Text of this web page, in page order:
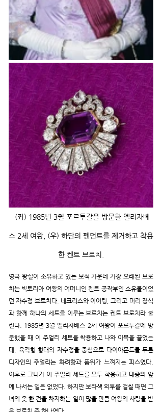
(좌) 1985년 3월 포르투갈을 방문한 엘리자베
스 2세 여왕, (우) 하단의 펜던트를 제거하고 착용
한 켄트 브로치.
영국 왕실이 소유하고 있는 보석 가운데 가장 오래된 브로
치는 빅토리아 여왕의 어머니인 켄트 공작부인 소유물이었
던 자수정 브로치다. 네크리스와 이어링, 그리고 머리 장식
과 함께 하나의 세트를 이루는 브로치는 켄트 브로치라 불
린다. 1985년 3월 엘리자베스 2세 여왕이 포르투갈에 방
문했을 때 이 주얼리 세트를 착용하고 나와 이목을 끌었는
데, 육각형 형태의 자수정을 중심으로 다이아몬드를 두른
디자인의 주얼리는 화려함과 품위가 느껴지는 피스였다.
이후로 그녀가 이 주얼리 세트를 모두 착용하고 대중의 앞
에 나서는 일은 없었다. 하지만 보라색 외투를 걸칠 때면 그
녀의 옷 한 켠을 차지하는 일이 많을 만큼 여왕의 사랑을 받